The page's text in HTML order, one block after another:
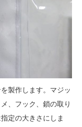
製作します。マジッ
、フック、鎖の取り
定の大きさにしま